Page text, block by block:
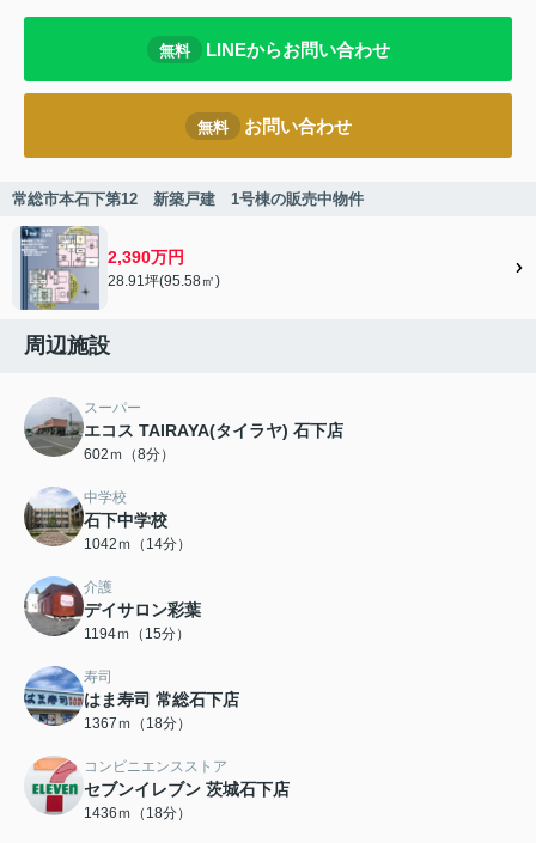
無料 LINEからお問い合わせ
無料 お問い合わせ
常総市本石下第12 新築戸建 1号棟の販売中物件
2,390万円
28.91坪(95.58㎡)
周辺施設
スーパー
エコス TAIRAYA(タイラヤ) 石下店
602ｍ（8分）
中学校
石下中学校
1042ｍ（14分）
介護
デイサロン彩葉
1194ｍ（15分）
寿司
はま寿司 常総石下店
1367ｍ（18分）
コンビニエンスストア
セブンイレブン 茨城石下店
1436ｍ（18分）